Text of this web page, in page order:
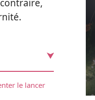
le lancer